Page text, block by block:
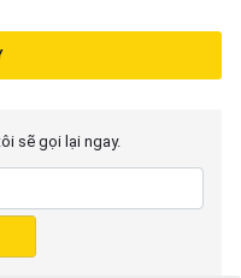
sẽ gọi lại ngay.